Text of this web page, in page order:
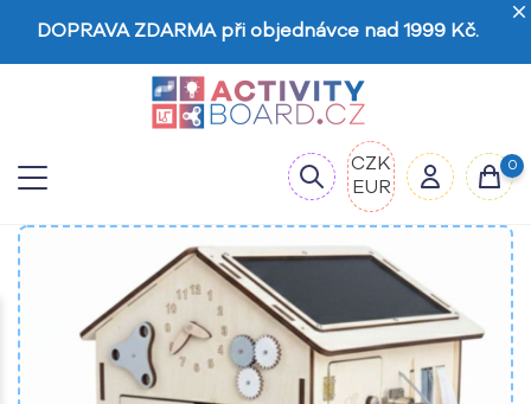
DOPRAVA ZDARMA při objednávce nad 1999 Kč.
CZK
EUR
0